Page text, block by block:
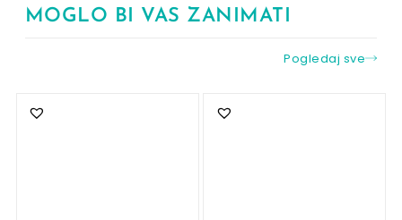
MOGLO BI VAS ZANIMATI
Pogledaj sve